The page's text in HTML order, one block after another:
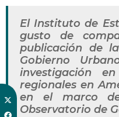
El Instituto de
gusto de
publicación de
Gobierno
investigación
regionales en
en el marco
Observatorio de